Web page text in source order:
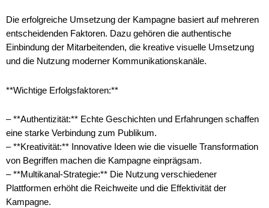
Die erfolgreiche Umsetzung der Kampagne basiert auf mehreren
entscheidenden Faktoren. Dazu gehören die authentische
Einbindung der Mitarbeitenden, die kreative visuelle Umsetzung
und die Nutzung moderner Kommunikationskanäle.
**Wichtige Erfolgsfaktoren:**
– **Authentizität:** Echte Geschichten und Erfahrungen schaffen
eine starke Verbindung zum Publikum.
– **Kreativität:** Innovative Ideen wie die visuelle Transformation
von Begriffen machen die Kampagne einprägsam.
– **Multikanal-Strategie:** Die Nutzung verschiedener
Plattformen erhöht die Reichweite und die Effektivität der
Kampagne.